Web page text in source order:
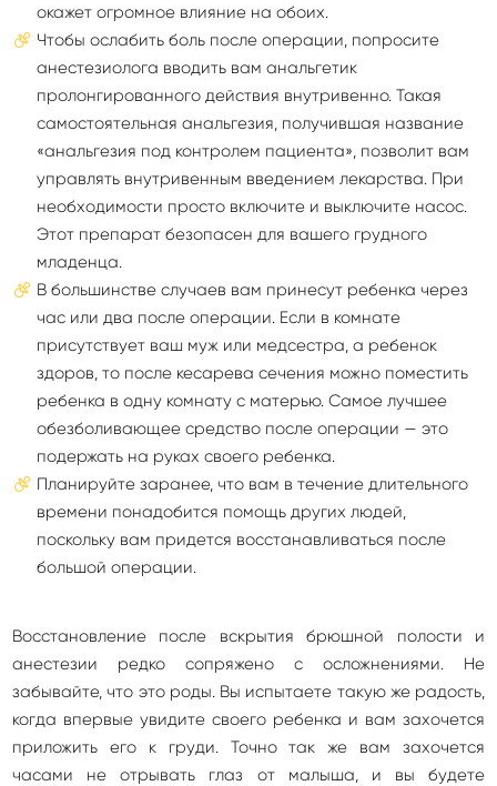
окажет огромное влияние на обоих.
Чтобы ослабить боль после операции, попросите
анестезиолога вводить вам анальгетик
пролонгированного действия внутривенно. Такая
самостоятельная анальгезия, получившая название
«анальгезия под контролем пациента», позволит вам
управлять внутривенным введением лекарства. При
необходимости просто включите и выключите насос.
Этот препарат безопасен для вашего грудного
младенца.
В большинстве случаев вам принесут ребенка через
час или два после операции. Если в комнате
присутствует ваш муж или медсестра, а ребенок
здоров, то после кесарева сечения можно поместить
ребенка в одну комнату с матерью. Самое лучшее
обезболивающее средство после операции — это
подержать на руках своего ребенка.
Планируйте заранее, что вам в течение длительного
времени понадобится помощь других людей,
поскольку вам придется восстанавливаться после
большой операции.
Восстановление после вскрытия брюшной полости и
анестезии редко сопряжено с осложнениями. Не
забывайте, что это роды. Вы испытаете такую же радость,
когда впервые увидите своего ребенка и вам захочется
приложить его к груди. Точно так же вам захочется
часами не отрывать глаз от малыша, и вы будете